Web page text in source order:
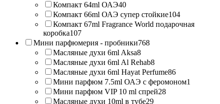
Компакт 64ml ОАЭ40
Компакт 66ml ОАЭ супер стойкие104
Компакт 67ml Fragrance World подарочная
коробка107
Мини парфюмерия - пробники768
Масляные духи 6ml Aksa8
Масляные духи 6ml Al Rehab8
Масляные духи 6ml Hayat Perfume86
Мини парфюм 7.5ml ОАЭ с феромоном1
Мини парфюм VIP 10 ml спрей28
Масляные духи 10ml в тубе29